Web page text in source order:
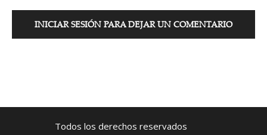
INICIAR SESIÓN PARA DEJAR UN COMENTARIO
Todos los derechos reservados